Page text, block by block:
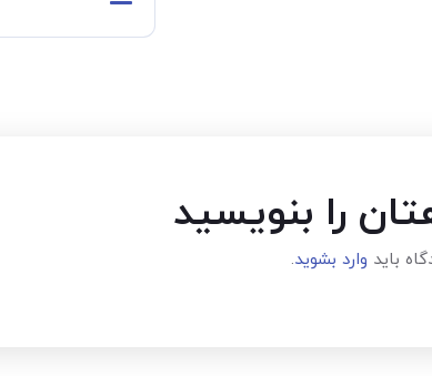
را بنویسید
باید وارد بشوید.